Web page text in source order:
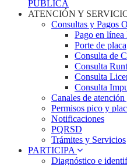
PÚBLICA
ATENCIÓN Y
Consultas y Pagos
Pago en
Porte de placa
Consulta de
Consulta Runt
Consulta
Consulta
Canales de
Permisos pico y
Notificaciones
PQRSD
Trámites y Servicios
PARTICIPA
Diagnóstico e